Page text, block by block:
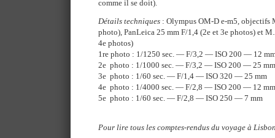
comme il se doit).
Détails techniques : Olympus OM-D e-m5, objectifs
photo), PanLeica 25 mm F/1,4 (2e et 3e photos) et
4e photos)
1re photo : 1/1250 sec. — F/3,2 — ISO 200 — 12
2e photo : 1/1000 sec. — F/3,2 — ISO 200 — 25 mm
3e photo : 1/60 sec. — F/1,4 — ISO 320 — 25 mm
4e photo : 1/4000 sec. — F/2,8 — ISO 200 — 12 mm
5e photo : 1/60 sec. — F/2,8 — ISO 250 — 7 mm
Pour lire tous les comptes-rendus du voyage à